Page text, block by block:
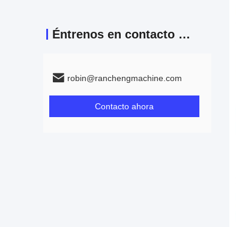
Éntrenos en contacto con
robin@ranchengmachine.com
Contacto ahora